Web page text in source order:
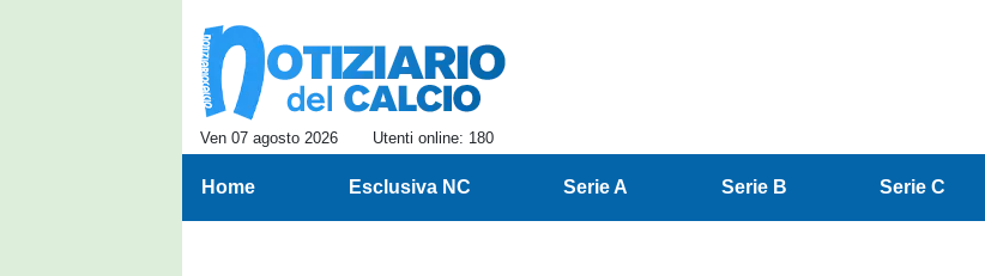
Ven 07 agosto 2026 Utenti online: 180
Home Esclusiva NC Serie A Serie B Serie C